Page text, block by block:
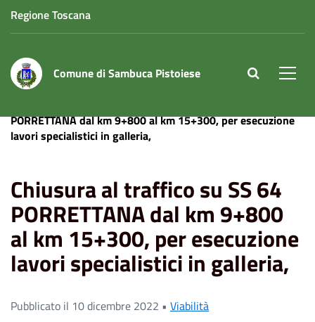
Regione Toscana
Comune di Sambuca Pistoiese site.searc
PORRETTANA dal km 9+800 al km 15+300, per esecuzione
lavori specialistici in galleria,
Chiusura al traffico su SS 64
PORRETTANA dal km 9+800
al km 15+300, per esecuzione
lavori specialistici in galleria,
Pubblicato il 10 dicembre 2022 • Viabilità